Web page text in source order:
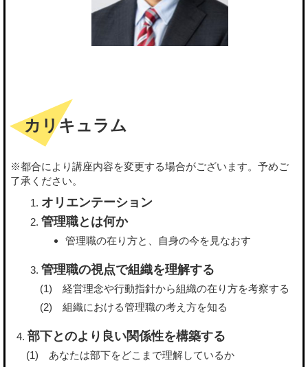
カリキュラム
※都合により講座内容を変更する場合がございます。予めご
了承ください。
オリエンテーション
管理職とは何か
管理職の在り方と、自身の今を見なおす
管理職の視点で組織を理解する
経営理念や行動指針から組織の在り方を考察する
組織における管理職の考え方を知る
部下とのより良い関係性を構築する
あなたは部下をどこまで理解しているか